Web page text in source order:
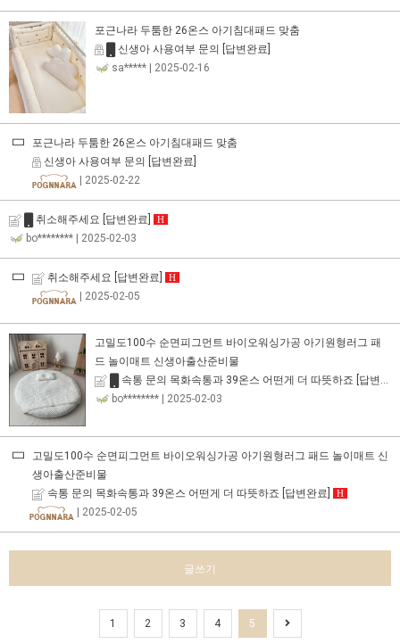
포근나라 두툼한 26온스 아기침대패드 맞춤
신생아 사용여부 문의
[답변완료]
sa*****
| 2025-02-16
포근나라 두툼한 26온스 아기침대패드 맞춤
신생아 사용여부 문의
[답변완료]
| 2025-02-22
취소해주세요 [답변완료] H
bo******** | 2025-02-03
취소해주세요 [답변완료] H
| 2025-02-05
고밀도100수 순면피그먼트 바이오워싱가공 아기원형러그 패
드 놀이매트 신생아출산준비물
속통 문의 목화속통과 39온스 어떤게 더 따뜻하죠 [답변완료]
bo********
| 2025-02-03
고밀도100수 순면피그먼트 바이오워싱가공 아기원형러그 패드 놀이매트 신
생아출산준비물
속통 문의 목화속통과 39온스 어떤게 더 따뜻하죠 [답변완료] H
| 2025-02-05
글쓰기
1 2 3 4 5